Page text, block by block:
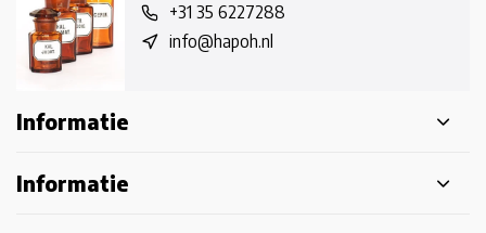
+31 35 6227288
info@hapoh.nl
Informatie
Informatie